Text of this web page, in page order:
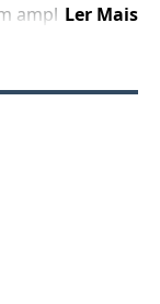
Ler Mais
amplificador